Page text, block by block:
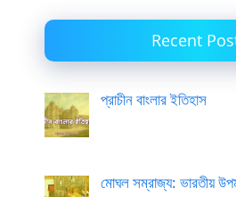
Recent
প্রাচীন বাংলার ইতিহাস
মোঘল সম্রাজ্য: ভারতীয়